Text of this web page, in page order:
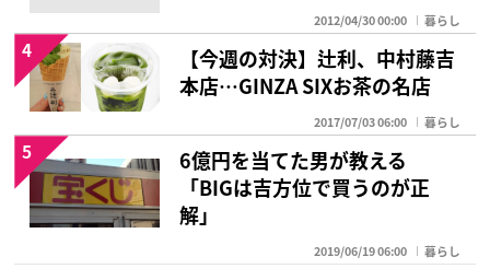
2012/04/30 00:00 暮らし
【今週の対決】辻利、中村藤吉
本店…GINZA SIXお茶の名店
2017/07/03 06:00 暮らし
4
6億円を当てた男が教える
「BIGは吉方位で買うのが正
解」
2019/06/19 06:00 暮らし
5